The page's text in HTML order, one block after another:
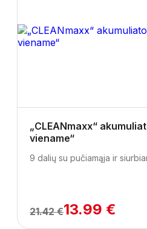
„CLEANmaxx“
viename“
9 dalių su pučiamąja ir
21.42 €13.99 €